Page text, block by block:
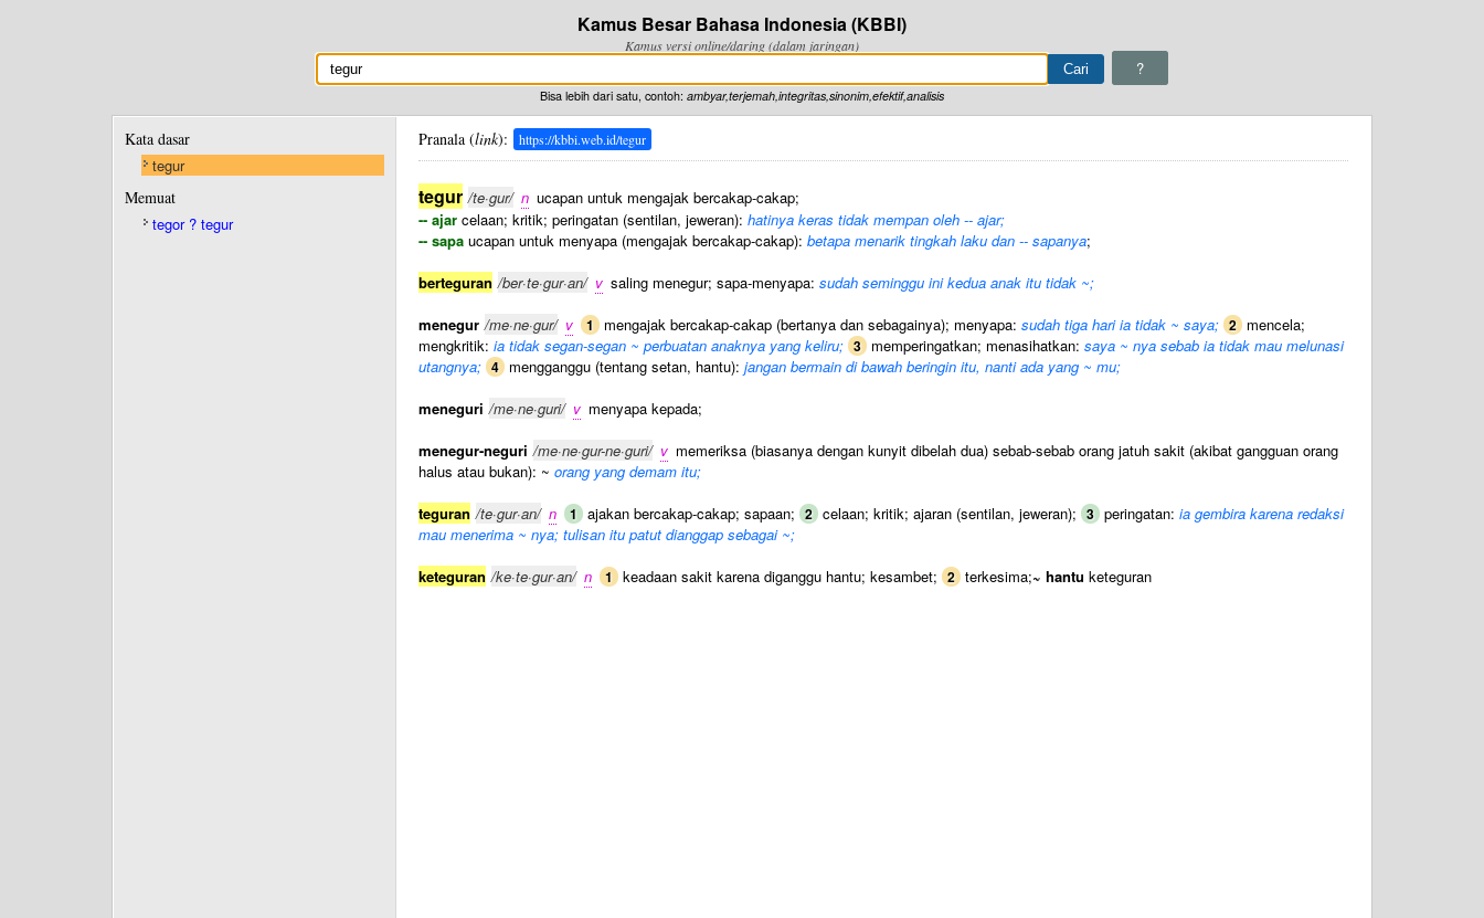
Kamus Besar Bahasa Indonesia (KBBI)
Kamus versi online/daring (dalam jaringan)
?
Bisa lebih dari satu, contoh: ambyar,terjemah,integritas,sinonim,efektif,analisis
Kata dasar
tegur
Memuat
tegor ? tegur
Pranala (link): https://kbbi.web.id/tegur
tegur /te·gur/ n ucapan untuk mengajak bercakap-cakap;
-- ajar celaan; kritik; peringatan (sentilan, jeweran): hatinya keras tidak mempan oleh -- ajar;
-- sapa ucapan untuk menyapa (mengajak bercakap-cakap): betapa menarik tingkah laku dan -- sapanya;
berteguran /ber·te·gur·an/ v saling menegur; sapa-menyapa: sudah seminggu ini kedua anak itu tidak ~;
menegur /me·ne·gur/ v 1 mengajak bercakap-cakap (bertanya dan sebagainya); menyapa: sudah tiga hari ia tidak ~ saya; 2 mencela;
mengkritik: ia tidak segan-segan ~ perbuatan anaknya yang keliru; 3 memperingatkan; menasihatkan: saya ~ nya sebab ia tidak mau melunasi
utangnya; 4 mengganggu (tentang setan, hantu): jangan bermain di bawah beringin itu, nanti ada yang ~ mu;
meneguri /me·ne·guri/ v menyapa kepada;
menegur-neguri /me·ne·gur-ne·guri/ v memeriksa (biasanya dengan kunyit dibelah dua) sebab-sebab orang jatuh sakit (akibat gangguan orang
halus atau bukan): ~ orang yang demam itu;
teguran /te·gur·an/ n 1 ajakan bercakap-cakap; sapaan; 2 celaan; kritik; ajaran (sentilan, jeweran); 3 peringatan: ia gembira karena redaksi
mau menerima ~ nya; tulisan itu patut dianggap sebagai ~;
keteguran /ke·te·gur·an/ n 1 keadaan sakit karena diganggu hantu; kesambet; 2 terkesima;~ hantu keteguran